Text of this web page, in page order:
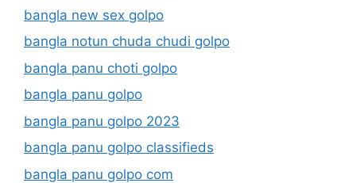
bangla new sex golpo
bangla notun chuda chudi golpo
bangla panu choti golpo
bangla panu golpo
bangla panu golpo 2023
bangla panu golpo classifieds
bangla panu golpo com